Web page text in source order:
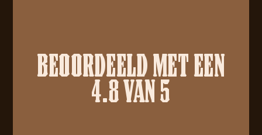
BEOORDEELD MET EEN
4.8 VAN 5